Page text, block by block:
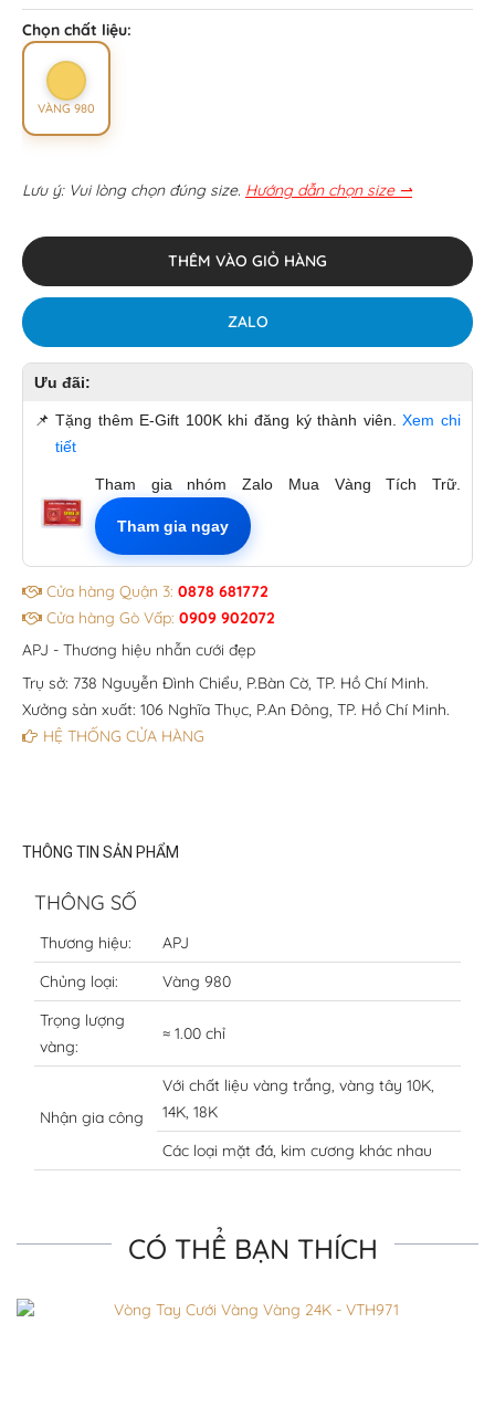
Chọn chất liệu:
VÀNG 980
Lưu ý: Vui lòng chọn đúng size. Hướng dẫn chọn size ⇀
THÊM VÀO GIỎ HÀNG
ZALO
Ưu đãi:
📌 Tặng thêm E-Gift 100K khi đăng ký thành viên.Xem chi
tiết
Tham gia nhóm Zalo Mua Vàng Tích Trữ.
Tham gia ngay
Cửa hàng Quận 3: 0878 681772
Cửa hàng Gò Vấp: 0909 902072
APJ - Thương hiệu nhẫn cưới đẹp
Trụ sở: 738 Nguyễn Đình Chiểu, P.Bàn Cờ, TP. Hồ Chí Minh.
Xưởng sản xuất: 106 Nghĩa Thục, P.An Đông, TP. Hồ Chí Minh.
HỆ THỐNG CỬA HÀNG
THÔNG TIN SẢN PHẨM
THÔNG SỐ
Thương hiệu:
APJ
Chủng loại:
Vàng 980
Trọng lượng
vàng:
≈ 1.00 chỉ
Nhận gia công
Với chất liệu vàng trắng, vàng tây 10K,
14K, 18K
Các loại mặt đá, kim cương khác nhau
CÓ THỂ BẠN THÍCH